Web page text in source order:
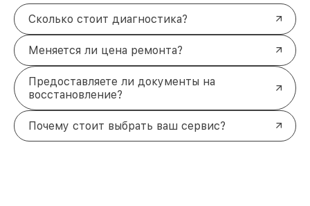
Сколько стоит диагностика?
Меняется ли цена ремонта?
Предоставляете ли документы на
восстановление?
Почему стоит выбрать ваш сервис?